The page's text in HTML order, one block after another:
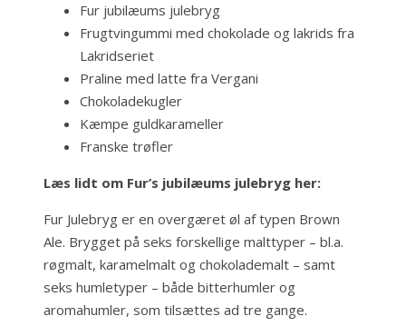
Fur jubilæums julebryg
Frugtvingummi med chokolade og lakrids fra
Lakridseriet
Praline med latte fra Vergani
Chokoladekugler
Kæmpe guldkarameller
Franske trøfler
Læs lidt om Fur’s jubilæums julebryg her:
Fur Julebryg er en overgæret øl af typen Brown
Ale. Brygget på seks forskellige malttyper – bl.a.
røgmalt, karamelmalt og chokolademalt – samt
seks humletyper – både bitterhumler og
aromahumler, som tilsættes ad tre gange.